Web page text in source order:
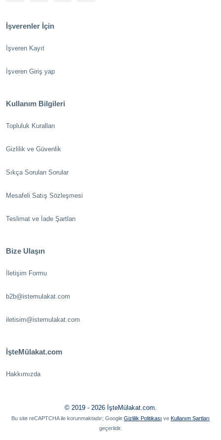
İşverenler İçin
İşveren Kayıt
İşveren Giriş yap
Kullanım Bilgileri
Topluluk Kuralları
Gizlilik ve Güvenlik
Sıkça Sorulan Sorular
Mesafeli Satış Sözleşmesi
Teslimat ve İade Şartları
Bize Ulaşın
İletişim Formu
b2b@istemulakat.com
iletisim@istemulakat.com
İşteMülakat.com
Hakkımızda
© 2019 - 2026 İşteMülakat.com.
Bu site reCAPTCHA ile korunmaktadır; Google Gizlilik Politikası ve Kullanım Şartları
geçerlidir.